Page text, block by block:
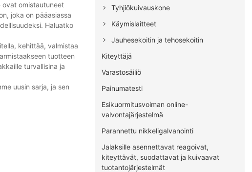
ovat omistautuneet
joka on pääasiassa
Haluatko
kehittää, valmistaa
tuotteen
turvallisina ja
uusin sarja, ja sen
Tyhjiökuivauskone
Käymislaitteet
Jauhesekoitin ja tehosekoitin
Kiteyttäjä
Varastosäiliö
Painumatesti
Esikuormitusvoiman online-
valvontajärjestelmä
Parannettu nikkeligalvanointi
Jalaksille asennettavat reagoivat,
kiteyttävät, suodattavat ja kuivaavat
tuotantojärjestelmät